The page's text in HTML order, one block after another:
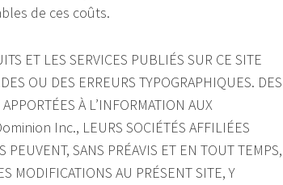
de ces coûts.
ET LES SERVICES PUBLIÉS SUR CE SITE
OU DES ERREURS TYPOGRAPHIQUES. DES
À L’INFORMATION AUX
Inc., LEURS SOCIÉTÉS AFFILIÉES
SANS PRÉAVIS ET EN TOUT TEMPS,
MODIFICATIONS AU PRÉSENT SITE, Y